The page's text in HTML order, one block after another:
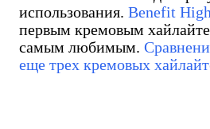
использования. Benefit
первым кремовым
самым любимым.
еще трех кремовых